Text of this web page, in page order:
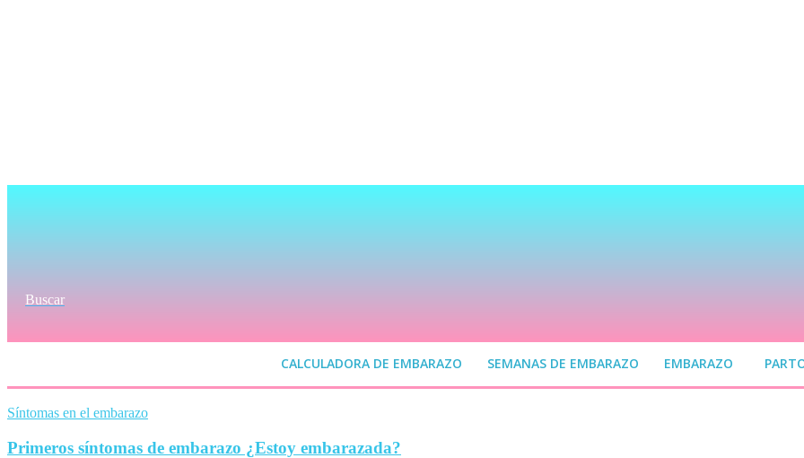
Buscar
CALCULADORA DE EMBARAZO SEMANAS DE EMBARAZO EMBARAZO
Síntomas en el embarazo
Primeros síntomas de embarazo ¿Estoy embarazada?